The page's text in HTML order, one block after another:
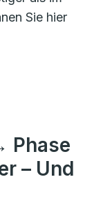
Sie hier
Phase
– Und